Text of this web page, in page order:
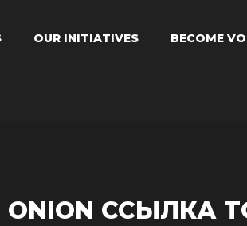
OUR INITIATIVES BECOME
ONION ССЫЛКА